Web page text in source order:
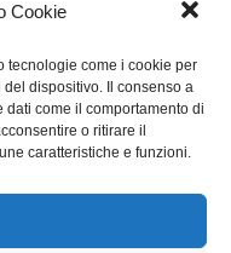
Cookie
tecnologie come i cookie per
dispositivo. Il consenso a
come il comportamento di
o ritirare il
caratteristiche e funzioni.
e quindi
BY, la
e diffonde la
tentare…